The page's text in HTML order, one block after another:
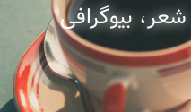
بیوگرافی